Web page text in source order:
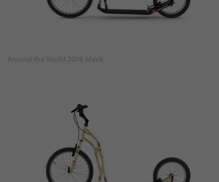
Around the World 2016 black